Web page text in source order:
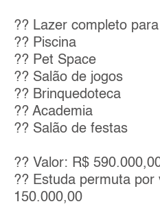
?? Lazer completo
?? Piscina
?? Pet Space
?? Salão de jogos
?? Brinquedoteca
?? Academia
?? Salão de festas
?? Valor: R$
?? Estuda permuta por
150.000,00